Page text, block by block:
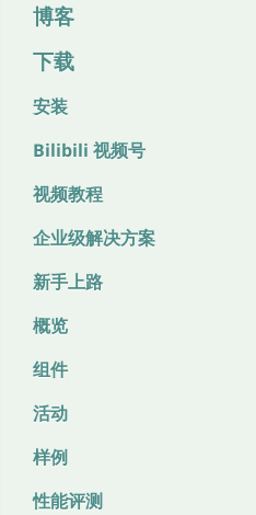
博客
下载
安装
Bilibili 视频号
视频教程
企业级解决方案
新手上路
概览
组件
活动
样例
性能评测